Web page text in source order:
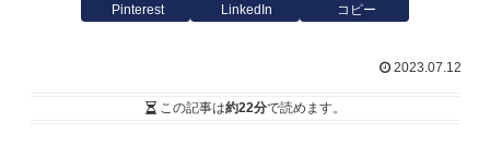
Pinterest LinkedIn コピー
2023.07.12
この記事は約22分で読めます。